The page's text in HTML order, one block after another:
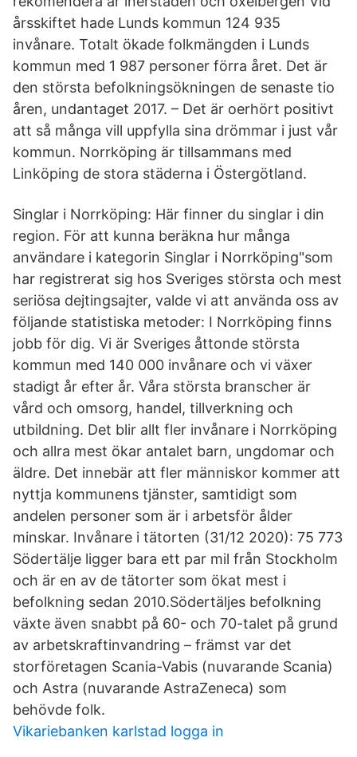
årsskiftet hade Lunds kommun 124 935
invånare. Totalt ökade folkmängden i Lunds
kommun med 1 987 personer förra året. Det är
den största befolkningsökningen de senaste tio
åren, undantaget 2017. – Det är oerhört positivt
att så många vill uppfylla sina drömmar i just vår
kommun. Norrköping är tillsammans med
Linköping de stora städerna i Östergötland.
Singlar i Norrköping: Här finner du singlar i din
region. För att kunna beräkna hur många
användare i kategorin Singlar i Norrköping"som
har registrerat sig hos Sveriges största och mest
seriösa dejtingsajter, valde vi att använda oss av
följande statistiska metoder: I Norrköping finns
jobb för dig. Vi är Sveriges åttonde största
kommun med 140 000 invånare och vi växer
stadigt år efter år. Våra största branscher är
vård och omsorg, handel, tillverkning och
utbildning. Det blir allt fler invånare i Norrköping
och allra mest ökar antalet barn, ungdomar och
äldre. Det innebär att fler människor kommer att
nyttja kommunens tjänster, samtidigt som
andelen personer som är i arbetsför ålder
minskar. Invånare i tätorten (31/12 2020): 75 773
Södertälje ligger bara ett par mil från Stockholm
och är en av de tätorter som ökat mest i
befolkning sedan 2010.Södertäljes befolkning
växte även snabbt på 60- och 70-talet på grund
av arbetskraftinvandring – främst var det
storföretagen Scania-Vabis (nuvarande Scania)
och Astra (nuvarande AstraZeneca) som
behövde folk.
Vikariebanken karlstad logga in